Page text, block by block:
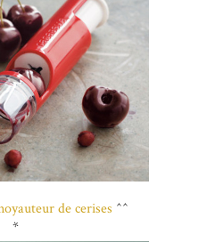
de cerises ^^
*